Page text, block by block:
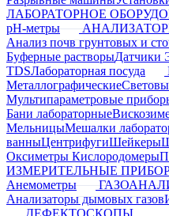
ЛАБОРАТОРНОЕ
pH-метры
Анализ почв грунтовых и
Буферные растворыДатчики
TDSЛабораторная посуда
Металлографические
Мультипараметровые
Бани лабораторные
МельницыМешалки
ванныЦентрифугиШейкеры
Оксиметры Кислородомеры
ИЗМЕРИТЕЛЬНЫЕ
Анемометры
Анализаторы дымовых газов